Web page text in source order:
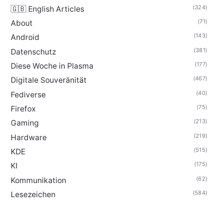
🇬🇧 English Articles (324)
About (71)
Android (143)
Datenschutz (381)
Diese Woche in Plasma (177)
Digitale Souveränität (467)
Fediverse (40)
Firefox (75)
Gaming (213)
Hardware (219)
KDE (515)
KI (175)
Kommunikation (62)
Lesezeichen (584)